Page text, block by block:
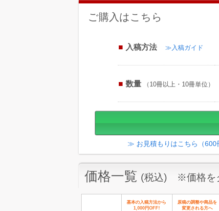
ご購入はこちら
入稿方法 ≫入稿ガイド
数量 （10冊以上・10冊単位）
≫ お見積もりはこちら（600
価格一覧 (税込) ※価格を
基本の入稿方法から
1,000円OFF!
原稿の調整や商品を
変更される方へ